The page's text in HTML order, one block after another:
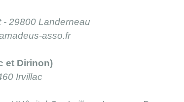
- 29800 Landerneau
asso.fr
et Dirinon)
Irvillac